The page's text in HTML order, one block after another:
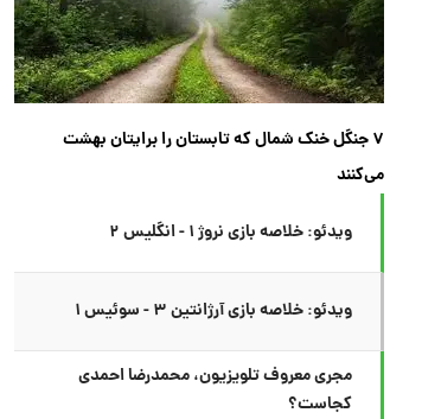
۷ جنگل خنک شمال که تابستان را برایتان بهشت
می‌کنند
ویدئو: خلاصه بازی نروژ ۱ - انگلیس ۲
ویدئو: خلاصه بازی آرژانتین ۳ - سوئیس ۱
مجری معروف تلویزیون، محمدرضا احمدی
کجاست؟